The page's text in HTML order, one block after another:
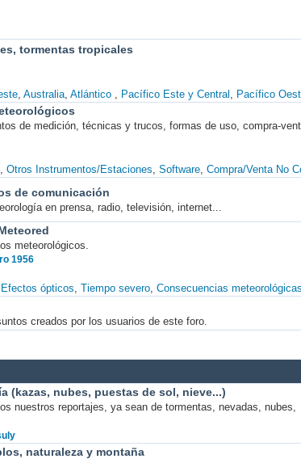
tormentas tropicales
Australia Atlántico Pacífico Este y Central Pacífico
de medición, técnicas y trucos, formas de uso, compra-
Otros Instrumentos/Estaciones Software Compra/Venta No
de comunicación
en prensa, radio, televisión, internet...
meteorológicos.
1956
Efectos ópticos Tiempo severo Consecuencias
creados por los usuarios de este foro.
(kazas, nubes, puestas de sol, nieve...)
nuestros reportajes, ya sean de tormentas, nevadas, nubes,
naturaleza y montaña